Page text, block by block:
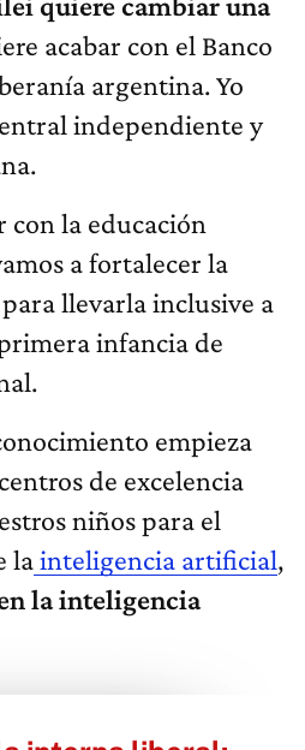
acabar con el Banco
argentina. Yo
independiente y
con la educación
a fortalecer la
llevarla inclusive a
infancia de
empieza
de excelencia
niños para el
lainteligencia artificial,
la inteligencia